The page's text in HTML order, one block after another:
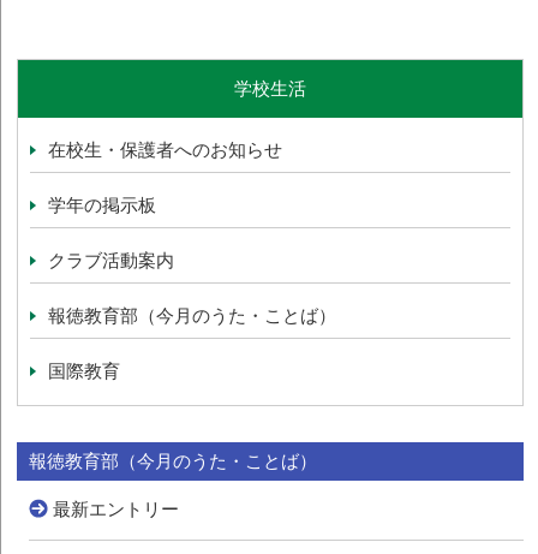
学校生活
在校生・保護者へのお知らせ
学年の掲示板
クラブ活動案内
報徳教育部（今月のうた・ことば）
国際教育
報徳教育部（今月のうた・ことば）
最新エントリー